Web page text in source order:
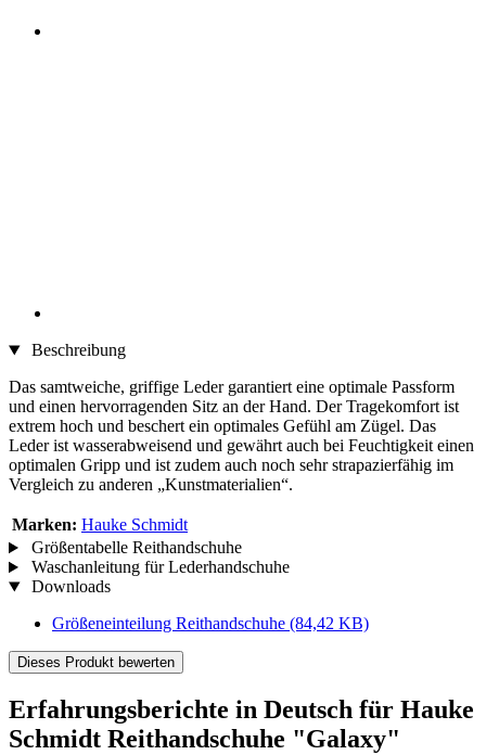
Beschreibung
Das samtweiche, griffige Leder garantiert eine optimale Passform
und einen hervorragenden Sitz an der Hand. Der Tragekomfort ist
extrem hoch und beschert ein optimales Gefühl am Zügel. Das
Leder ist wasserabweisend und gewährt auch bei Feuchtigkeit einen
optimalen Gripp und ist zudem auch noch sehr strapazierfähig im
Vergleich zu anderen „Kunstmaterialien“.
Marken: Hauke Schmidt
Größentabelle Reithandschuhe
Waschanleitung für Lederhandschuhe
Downloads
Größeneinteilung Reithandschuhe (84,42 KB)
Dieses Produkt bewerten
Erfahrungsberichte in Deutsch für Hauke
Schmidt Reithandschuhe "Galaxy"